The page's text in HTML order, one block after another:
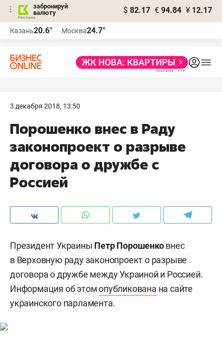
забронируй
валюту
$ 82.17 € 94.84 ¥ 12.17
Казань20.6° Москва24.7°
3 декабря 2018, 13:50
Порошенко внес в Раду
законопроект о разрыве
договора о дружбе с
Россией
Президент Украины Петр Порошенковнес
в Верховную раду законопроект о разрыве
договора о дружбе между Украиной и Россией.
Информация об этомопубликована на сайте
украинского парламента.